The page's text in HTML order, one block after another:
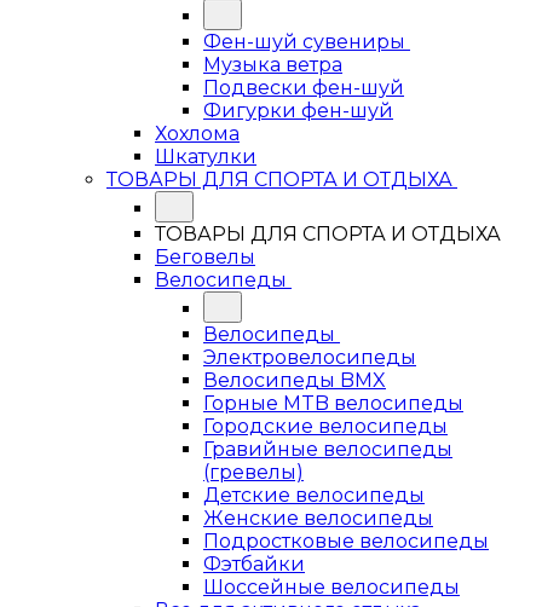
Фен-шуй сувениры
Музыка ветра
Подвески фен-шуй
Фигурки фен-шуй
Хохлома
Шкатулки
ТОВАРЫ ДЛЯ СПОРТА И ОТДЫХА
ТОВАРЫ ДЛЯ СПОРТА И ОТДЫХА
Беговелы
Велосипеды
Велосипеды
Электровелосипеды
Велосипеды BMX
Горные MTB велосипеды
Городские велосипеды
Гравийные велосипеды
(гревелы)
Детские велосипеды
Женские велосипеды
Подростковые велосипеды
Фэтбайки
Шоссейные велосипеды